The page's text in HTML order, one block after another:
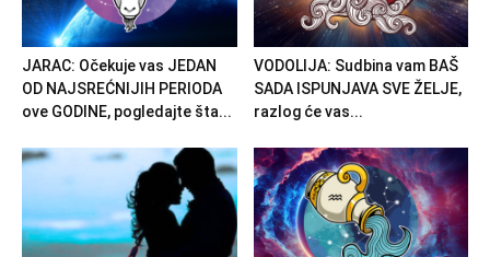
JARAC: Očekuje vas JEDAN
OD NAJSREĆNIJIH PERIODA
ove GODINE, pogledajte šta...
VODOLIJA: Sudbina vam BAŠ
SADA ISPUNJAVA SVE ŽELJE,
razlog će vas...